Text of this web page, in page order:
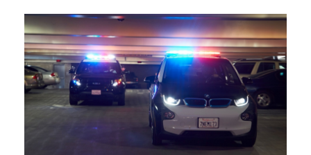
Puls Magazin
Zukunft der Mobilität